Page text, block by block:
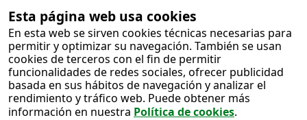
Esta página web usa cookies
En esta web se sirven cookies técnicas necesarias para
permitir y optimizar su navegación. También se usan
cookies de terceros con el fin de permitir
funcionalidades de redes sociales, ofrecer publicidad
basada en sus hábitos de navegación y analizar el
rendimiento y tráfico web. Puede obtener más
información en nuestra Política de cookies.